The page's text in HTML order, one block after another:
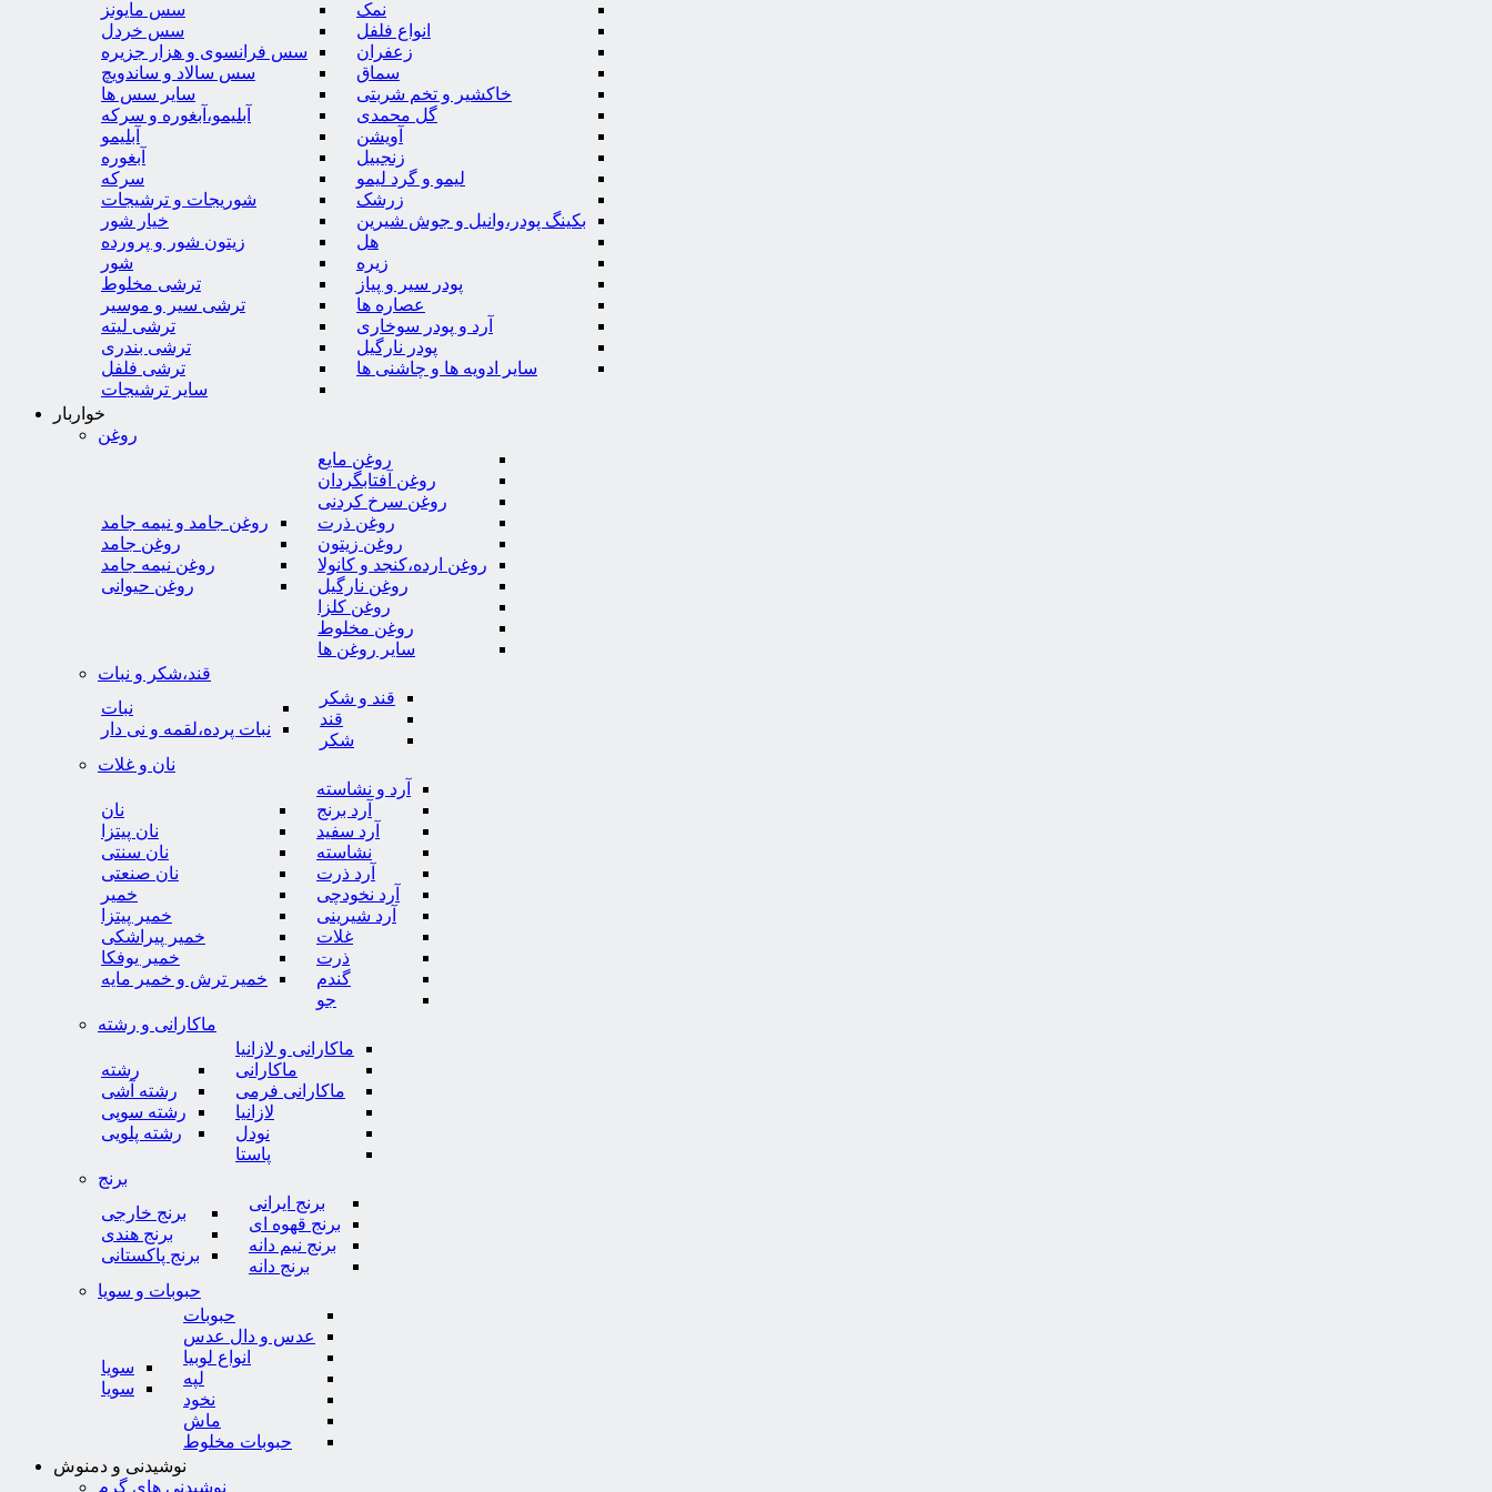
نمک
انواع فلفل
زعفران
سماق
خاکشیر و تخم شربتی
گل محمدی
آویشن
زنجبیل
لیمو و گرد لیمو
زرشک
بکینگ پودر،وانیل و جوش شیرین
هل
زیره
پودر سیر و پیاز
عصاره ها
آرد و پودر سوخاری
پودر نارگیل
سایر ادویه ها و چاشنی ها
سس مایونز
سس خردل
سس فرانسوی و هزار جزیره
سس سالاد و ساندویچ
سایر سس ها
آبلیمو،آبغوره و سرکه
آبلیمو
آبغوره
سرکه
شوریجات و ترشیجات
خیار شور
زیتون شور و پرورده
شور
ترشی مخلوط
ترشی سیر و موسیر
ترشی لیته
ترشی بندری
ترشی فلفل
سایر ترشیجات
خواربار
روغن
روغن مایع
روغن آفتابگردان
روغن سرخ کردنی
روغن ذرت
روغن زیتون
روغن ارده،کنجد و کانولا
روغن نارگیل
روغن کلزا
روغن مخلوط
سایر روغن ها
روغن جامد و نیمه جامد
روغن جامد
روغن نیمه جامد
روغن حیوانی
قند،شکر و نبات
قند و شکر
قند
شکر
نبات
نبات پرده،لقمه و نی دار
نان و غلات
آرد و نشاسته
آرد برنج
آرد سفید
نشاسته
آرد ذرت
آرد نخودچی
آرد شیرینی
غلات
ذرت
گندم
جو
نان
نان پیتزا
نان سنتی
نان صنعتی
خمیر
خمیر پیتزا
خمیر پیراشکی
خمیر یوفکا
خمیر ترش و خمیر مایه
ماکارانی و رشته
ماکارانی و لازانیا
ماکارانی
ماکارانی فرمی
لازانیا
نودل
پاستا
رشته
رشته آشی
رشته سوپی
رشته پلویی
برنج
برنج ایرانی
برنج قهوه ای
برنج نیم دانه
برنج دانه
برنج خارجی
برنج هندی
برنج پاکستانی
حبوبات و سویا
حبوبات
عدس و دال عدس
انواع لوبیا
لپه
نخود
ماش
حبوبات مخلوط
سویا
سویا
نوشیدنی و دمنوش
نوشیدنی های گرم